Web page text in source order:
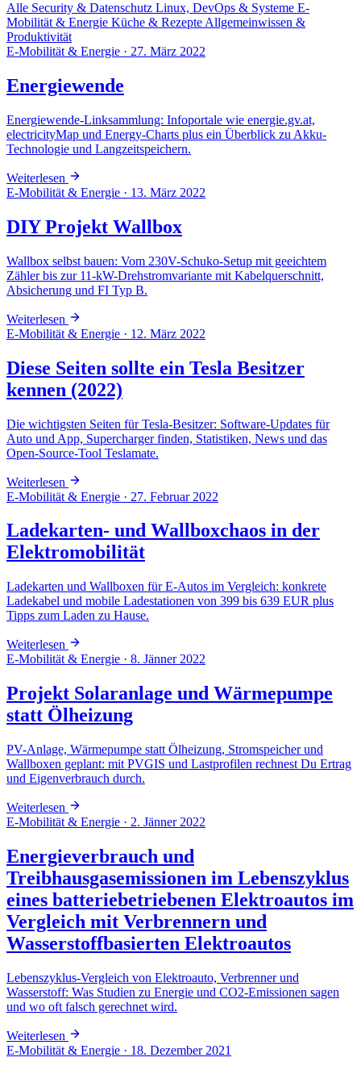
Alle Security & Datenschutz Linux, DevOps & Systeme E-
Mobilität & Energie Küche & Rezepte Allgemeinwissen &
Produktivität
E-Mobilität & Energie · 27. März 2022
Energiewende
Energiewende-Linksammlung: Infoportale wie energie.gv.at,
electricityMap und Energy-Charts plus ein Überblick zu Akku-
Technologie und Langzeitspeichern.
Weiterlesen
E-Mobilität & Energie · 13. März 2022
DIY Projekt Wallbox
Wallbox selbst bauen: Vom 230V-Schuko-Setup mit geeichtem
Zähler bis zur 11-kW-Drehstromvariante mit Kabelquerschnitt,
Absicherung und FI Typ B.
Weiterlesen
E-Mobilität & Energie · 12. März 2022
Diese Seiten sollte ein Tesla Besitzer
kennen (2022)
Die wichtigsten Seiten für Tesla-Besitzer: Software-Updates für
Auto und App, Supercharger finden, Statistiken, News und das
Open-Source-Tool Teslamate.
Weiterlesen
E-Mobilität & Energie · 27. Februar 2022
Ladekarten- und Wallboxchaos in der
Elektromobilität
Ladekarten und Wallboxen für E-Autos im Vergleich: konkrete
Ladekabel und mobile Ladestationen von 399 bis 639 EUR plus
Tipps zum Laden zu Hause.
Weiterlesen
E-Mobilität & Energie · 8. Jänner 2022
Projekt Solaranlage und Wärmepumpe
statt Ölheizung
PV-Anlage, Wärmepumpe statt Ölheizung, Stromspeicher und
Wallboxen geplant: mit PVGIS und Lastprofilen rechnest Du Ertrag
und Eigenverbrauch durch.
Weiterlesen
E-Mobilität & Energie · 2. Jänner 2022
Energieverbrauch und
Treibhausgasemissionen im Lebenszyklus
eines batteriebetriebenen Elektroautos im
Vergleich mit Verbrennern und
Wasserstoffbasierten Elektroautos
Lebenszyklus-Vergleich von Elektroauto, Verbrenner und
Wasserstoff: Was Studien zu Energie und CO2-Emissionen sagen
und wo oft falsch gerechnet wird.
Weiterlesen
E-Mobilität & Energie · 18. Dezember 2021